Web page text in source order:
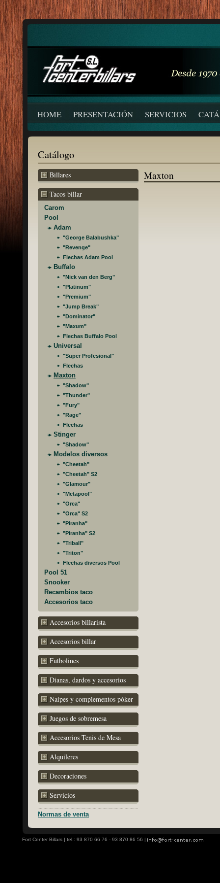
HOME PRESENTACIÓN SERVICIOS
Catálogo
Billares
Tacos billar
Carom
Pool
Adam
"George Balabushka"
"Revenge"
Flechas Adam Pool
Buffalo
"Nick van den Berg"
"Platinum"
"Premium"
"Jump Break"
"Dominator"
"Maxum"
Flechas Buffalo Pool
Universal
"Super Profesional"
Flechas
Maxton
"Shadow"
"Thunder"
"Fury"
"Rage"
Flechas
Stinger
"Shadow"
Modelos diversos
"Cheetah"
"Cheetah" S2
"Glamour"
"Metapool"
"Orca"
"Orca" S2
"Piranha"
"Piranha" S2
"Triball"
"Triton"
Flechas diversos Pool
Pool 51
Snooker
Recambios taco
Accesorios taco
Accesorios billarista
Accesorios billar
Futbolines
Dianas, dardos y accesorios
Naipes y complementos póker
Juegos de sobremesa
Accesorios Tenis de Mesa
Alquileres
Decoraciones
Servicios
Normas de venta
Maxton
Fort Center Billars | tel.: 93 870 66 76 - 93 870 86 56 |